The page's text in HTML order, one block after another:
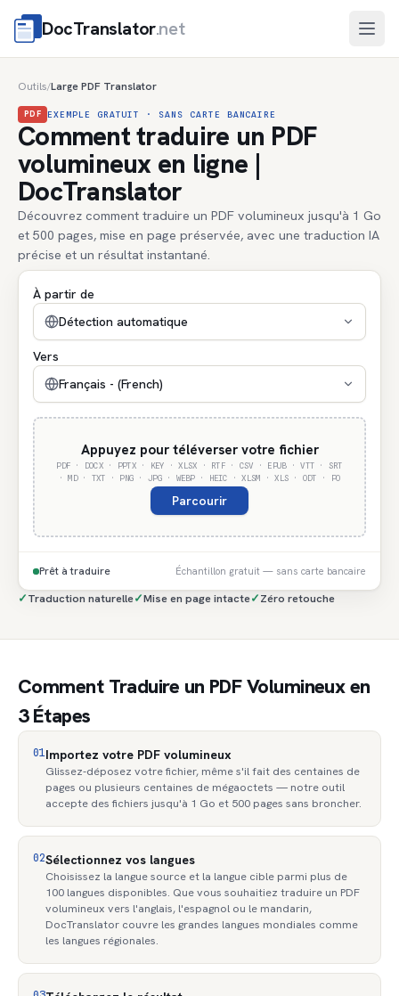
DocTranslator.net
Outils/Large PDF Translator
PDF EXEMPLE GRATUIT · SANS CARTE BANCAIRE
Comment traduire un PDF
volumineux en ligne |
DocTranslator
Découvrez comment traduire un PDF volumineux jusqu'à 1 Go
et 500 pages, mise en page préservée, avec une traduction IA
précise et un résultat instantané.
À partir de
Détection automatique
Vers
Français - (French)
Appuyez pour téléverser votre fichier
PDF · DOCX · PPTX · KEY · XLSX · RTF · CSV · EPUB · VTT · SRT
· MD · TXT · PNG · JPG · WEBP · HEIC · XLSM · XLS · ODT · PO
Parcourir
Prêt à traduire Échantillon gratuit — sans carte bancaire
✓Traduction naturelle✓Mise en page intacte✓Zéro retouche
Comment Traduire un PDF Volumineux en
3 Étapes
01Importez votre PDF volumineux
Glissez-déposez votre fichier, même s'il fait des centaines de
pages ou plusieurs centaines de mégaoctets — notre outil
accepte des fichiers jusqu'à 1 Go et 500 pages sans broncher.
02Sélectionnez vos langues
Choisissez la langue source et la langue cible parmi plus de
100 langues disponibles. Que vous souhaitiez traduire un PDF
volumineux vers l'anglais, l'espagnol ou le mandarin,
DocTranslator couvre les grandes langues mondiales comme
les langues régionales.